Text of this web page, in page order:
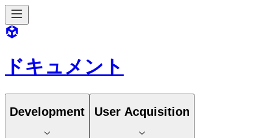
ドキュメント
Development User Acquisition